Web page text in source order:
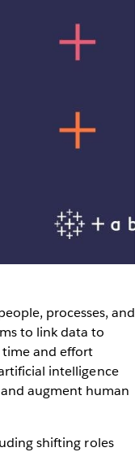
processes, and
to link data to
and effort
intelligence
augment human
shifting roles